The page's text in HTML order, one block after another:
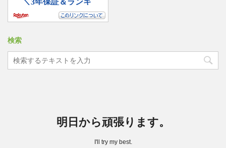
検索
明日から頑張ります。
I'll try my best.